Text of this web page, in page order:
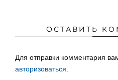
ОСТАВИТЬ
Для отправки комментария
авторизоваться